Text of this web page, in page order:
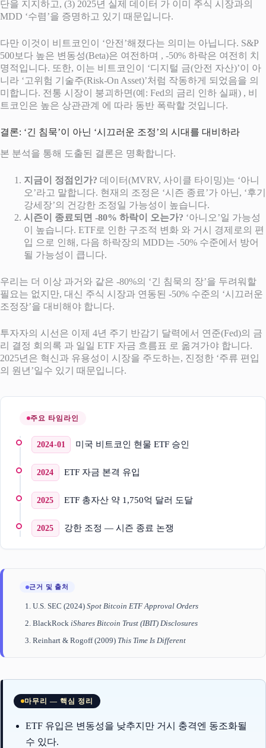
단을 지지하고, (3) 2025년 실제 데이터 가 이미 주식 시장과의
MDD ‘수렴’을 증명하고 있기 때문입니다.
다만 이것이 비트코인이 ‘안전’해졌다는 의미는 아닙니다. S&P
500보다 높은 변동성(Beta)은 여전하며 , -50% 하락은 여전히 치
명적입니다. 또한, 이는 비트코인이 ‘디지털 금(안전 자산)’이 아
니라 ‘고위험 기술주(Risk-On Asset)’처럼 작동하게 되었음을 의
미합니다. 전통 시장이 붕괴하면(예: Fed의 금리 인하 실패) , 비
트코인은 높은 상관관계 에 따라 동반 폭락할 것입니다.
결론: ‘긴 침묵’이 아닌 ‘시끄러운 조정’의 시대를 대비하라
본 분석을 통해 도출된 결론은 명확합니다.
지금이 정점인가? 데이터(MVRV, 사이클 타이밍)는 ‘아니
오’라고 말합니다. 현재의 조정은 ‘시즌 종료’가 아닌, ‘후기
강세장’의 건강한 조정일 가능성이 높습니다.
시즌이 종료되면 -80% 하락이 오는가? ‘아니오’일 가능성
이 높습니다. ETF로 인한 구조적 변화 와 거시 경제로의 편
입 으로 인해, 다음 하락장의 MDD는 -50% 수준에서 방어
될 가능성이 큽니다.
우리는 더 이상 과거와 같은 -80%의 ‘긴 침묵의 장’을 두려워할
필요는 없지만, 대신 주식 시장과 연동된 -50% 수준의 ‘시끄러운
조정장’을 대비해야 합니다.
투자자의 시선은 이제 4년 주기 반감기 달력에서 연준(Fed)의 금
리 결정 회의록 과 일일 ETF 자금 흐름표 로 옮겨가야 합니다.
2025년은 혁신과 유용성이 시장을 주도하는, 진정한 ‘주류 편입
의 원년’일수 있기 때문입니다.
주요 타임라인
2024-01 미국 비트코인 현물 ETF 승인
2024 ETF 자금 본격 유입
2025 ETF 총자산 약 1,750억 달러 도달
2025 강한 조정 — 시즌 종료 논쟁
근거 및 출처
U.S. SEC (2024) Spot Bitcoin ETF Approval Orders
BlackRock iShares Bitcoin Trust (IBIT) Disclosures
Reinhart & Rogoff (2009) This Time Is Different
마무리 — 핵심 정리
ETF 유입은 변동성을 낮추지만 거시 충격엔 동조화될
수 있다.